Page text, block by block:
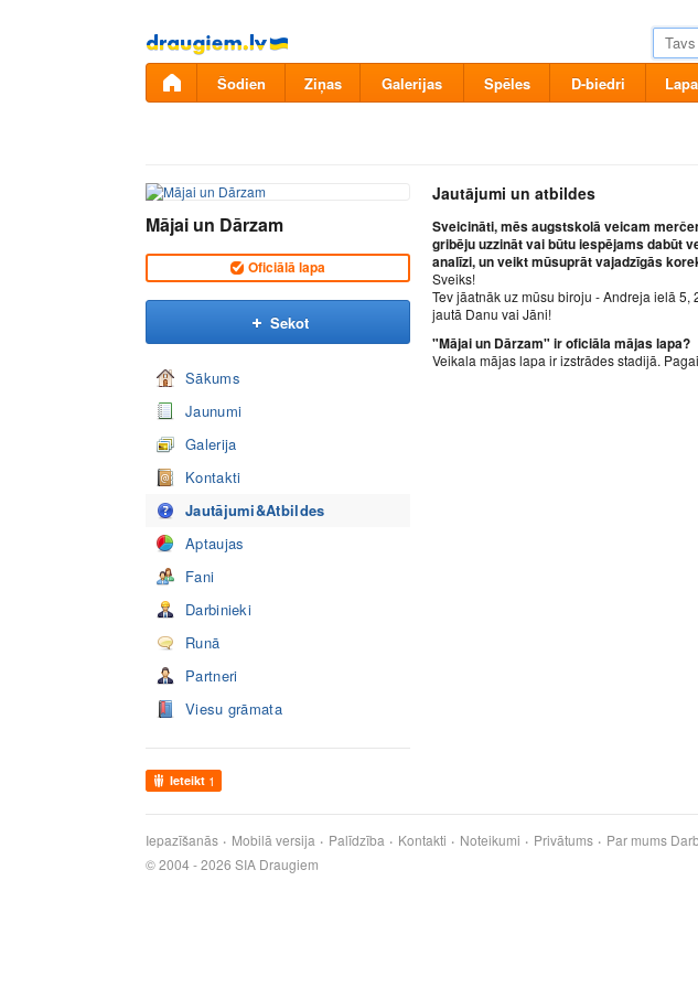
Pāriet
uz
saturu
Šodien Ziņas Galerijas Spēles D-biedri
Mājai un Dārzam
Oficiālā lapa
Sekot
Sākums
Jaunumi
Galerija
Kontakti
Jautājumi&Atbildes
Aptaujas
Fani
Darbinieki
Runā
Partneri
Viesu grāmata
Ieteikt 1
Jautājumi un atbildes
Sveicināti, mēs augstskolā veicam
gribēju uzzināt vai būtu iespējams dabūt
analīzi, un veikt mūsuprāt vajadzīgās
Sveiks!
Tev jāatnāk uz mūsu biroju - Andreja ielā
jautā Danu vai Jāni!
"Mājai un Dārzam" ir oficiāla mājas lapa?
Veikala mājas lapa ir izstrādes stadijā.
Iepazīšanās Mobilā versija Palīdzība Kontakti Noteikumi Privātums Par mums
© 2004 - 2026 SIA Draugiem